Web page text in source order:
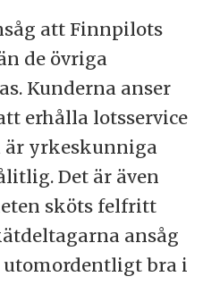
att Finnpilots
de övriga
Kunderna anser
erhålla lotsservice
yrkeskunniga
Det är även
sköts felfritt
ansåg
bra i